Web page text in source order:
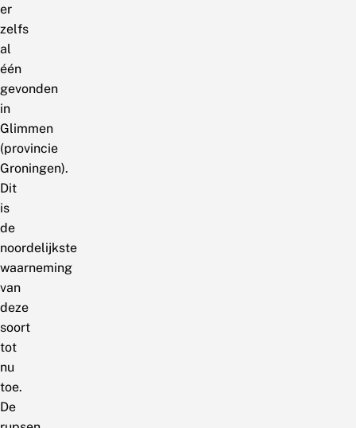
er
zelfs
al
één
gevonden
in
Glimmen
(provincie
Groningen).
Dit
is
de
noordelijkste
waarneming
van
deze
soort
tot
nu
toe.
De